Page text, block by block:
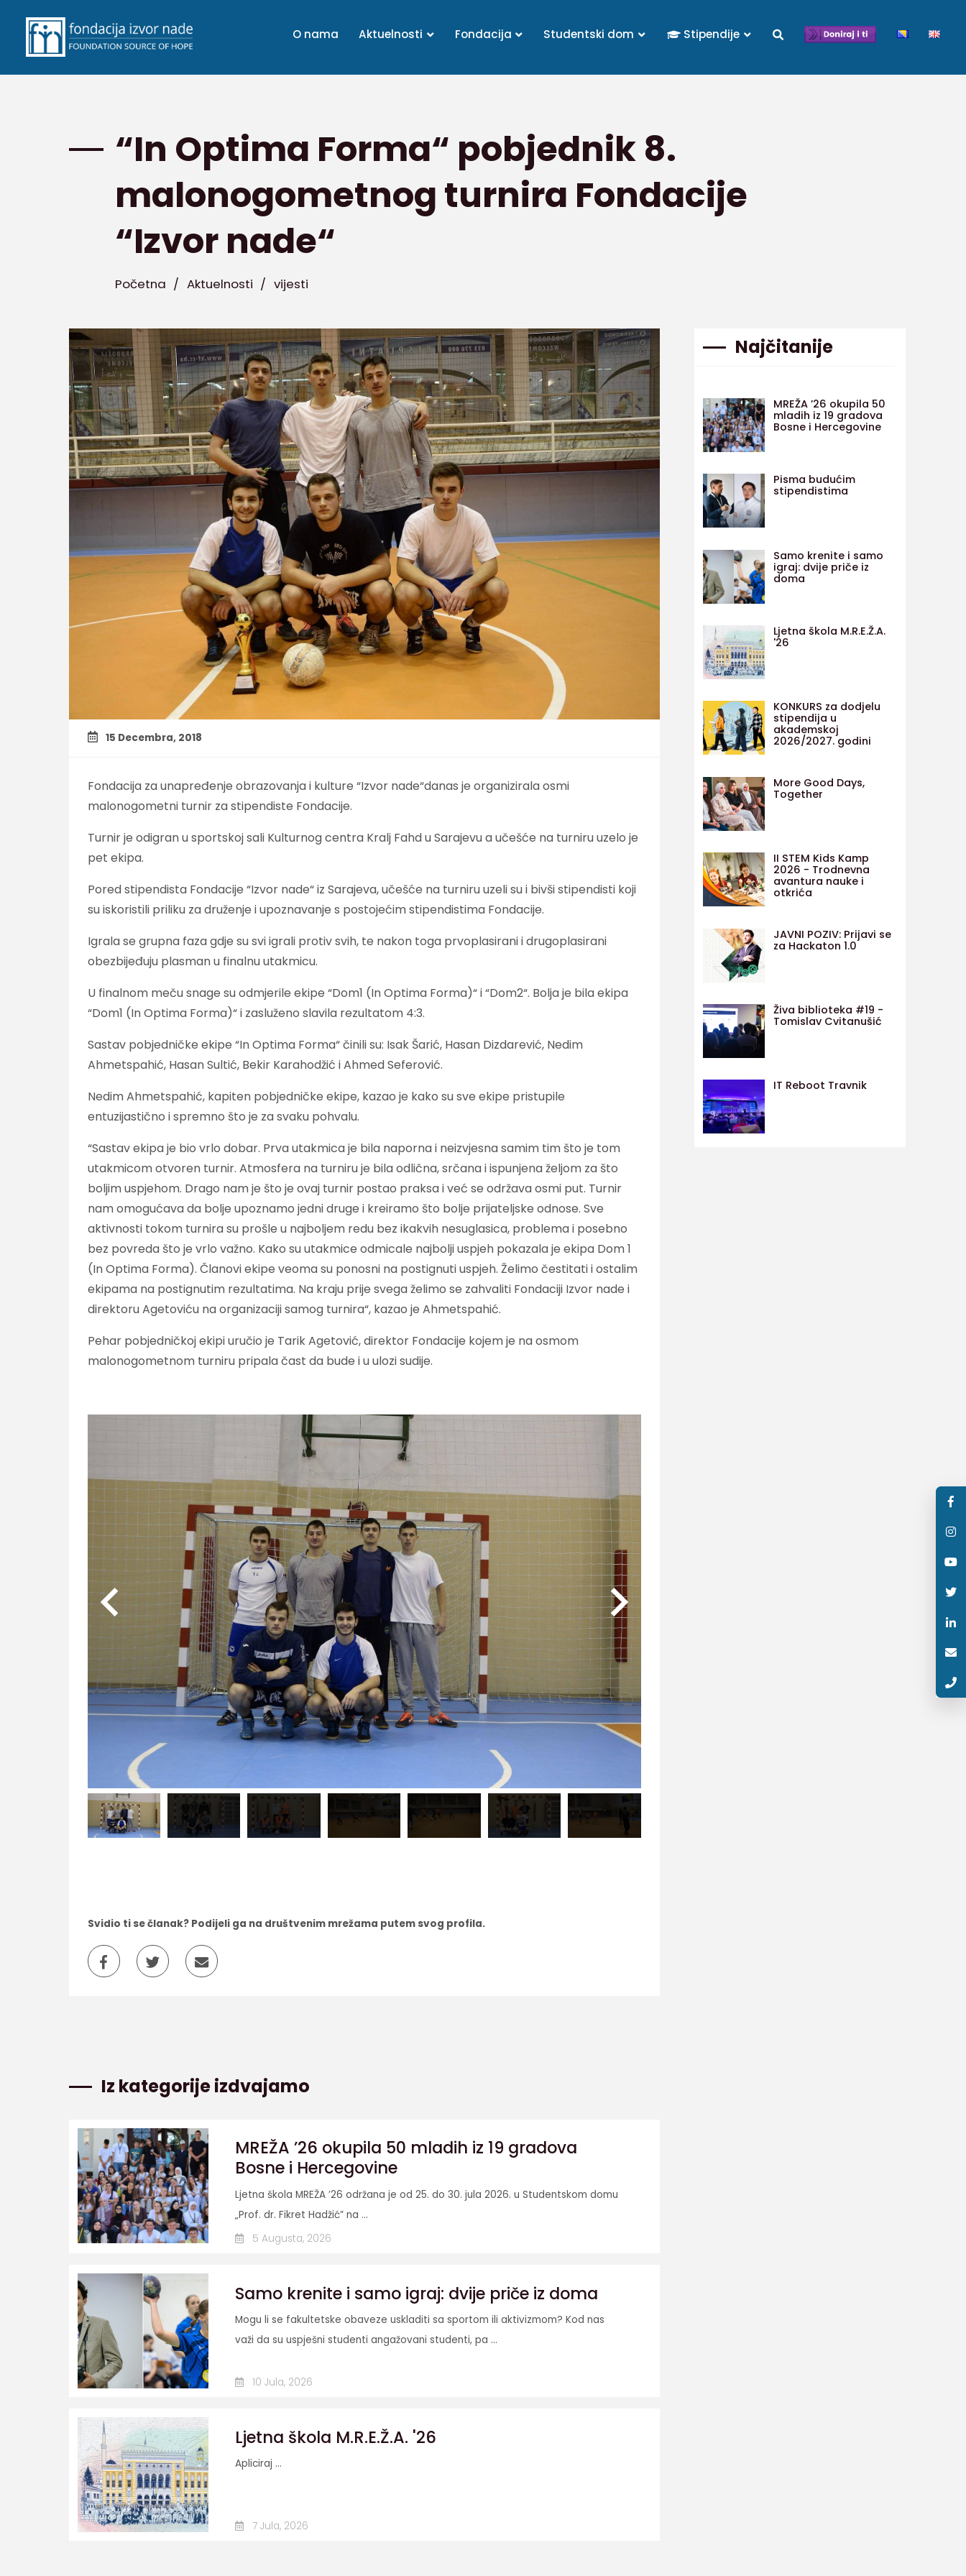
O nama Aktuelnosti Fondacija Studentski dom Stipendije
“In Optima Forma“ pobjednik 8.
malonogometnog turnira Fondacije
“Izvor nade“
Početna / Aktuelnosti / vijesti
15 Decembra, 2018
Fondacija za unapređenje obrazovanja i kulture “Izvor nade“danas je organizirala osmi
malonogometni turnir za stipendiste Fondacije.
Turnir je odigran u sportskoj sali Kulturnog centra Kralj Fahd u Sarajevu a učešće na turniru uzelo je
pet ekipa.
Pored stipendista Fondacije “Izvor nade“ iz Sarajeva, učešće na turniru uzeli su i bivši stipendisti koji
su iskoristili priliku za druženje i upoznavanje s postojećim stipendistima Fondacije.
Igrala se grupna faza gdje su svi igrali protiv svih, te nakon toga prvoplasirani i drugoplasirani
obezbijeđuju plasman u finalnu utakmicu.
U finalnom meču snage su odmjerile ekipe “Dom1 (In Optima Forma)“ i “Dom2“. Bolja je bila ekipa
“Dom1 (In Optima Forma)“ i zasluženo slavila rezultatom 4:3.
Sastav pobjedničke ekipe “In Optima Forma“ činili su: Isak Šarić, Hasan Dizdarević, Nedim
Ahmetspahić, Hasan Sultić, Bekir Karahodžić i Ahmed Seferović.
Nedim Ahmetspahić, kapiten pobjedničke ekipe, kazao je kako su sve ekipe pristupile
entuzijastično i spremno što je za svaku pohvalu.
“Sastav ekipa je bio vrlo dobar. Prva utakmica je bila naporna i neizvjesna samim tim što je tom
utakmicom otvoren turnir. Atmosfera na turniru je bila odlična, srčana i ispunjena željom za što
boljim uspjehom. Drago nam je što je ovaj turnir postao praksa i već se održava osmi put. Turnir
nam omogućava da bolje upoznamo jedni druge i kreiramo što bolje prijateljske odnose. Sve
aktivnosti tokom turnira su prošle u najboljem redu bez ikakvih nesuglasica, problema i posebno
bez povreda što je vrlo važno. Kako su utakmice odmicale najbolji uspjeh pokazala je ekipa Dom 1
(In Optima Forma). Članovi ekipe veoma su ponosni na postignuti uspjeh. Želimo čestitati i ostalim
ekipama na postignutim rezultatima. Na kraju prije svega želimo se zahvaliti Fondaciji Izvor nade i
direktoru Agetoviću na organizaciji samog turnira“, kazao je Ahmetspahić.
Pehar pobjedničkoj ekipi uručio je Tarik Agetović, direktor Fondacije kojem je na osmom
malonogometnom turniru pripala čast da bude i u ulozi sudije.
Svidio ti se članak? Podijeli ga na društvenim mrežama putem svog profila.
Iz kategorije izdvajamo
MREŽA ’26 okupila 50 mladih iz 19 gradova
Bosne i Hercegovine
Ljetna škola MREŽA ’26 održana je od 25. do 30. jula 2026. u Studentskom domu
„Prof. dr. Fikret Hadžić” na ...
5 Augusta, 2026
Samo krenite i samo igraj: dvije priče iz doma
Mogu li se fakultetske obaveze uskladiti sa sportom ili aktivizmom? Kod nas
važi da su uspješni studenti angažovani studenti, pa ...
10 Jula, 2026
Ljetna škola M.R.E.Ž.A. '26
Apliciraj ...
7 Jula, 2026
Najčitanije
MREŽA ’26 okupila 50
mladih iz 19 gradova
Bosne i Hercegovine
Pisma budućim
stipendistima
Samo krenite i samo
igraj: dvije priče iz
doma
Ljetna škola M.R.E.Ž.A.
'26
KONKURS za dodjelu
stipendija u
akademskoj
2026/2027. godini
More Good Days,
Together
II STEM Kids Kamp
2026 - Trodnevna
avantura nauke i
otkrića
JAVNI POZIV: Prijavi se
za Hackaton 1.0
Živa biblioteka #19 -
Tomislav Cvitanušić
IT Reboot Travnik